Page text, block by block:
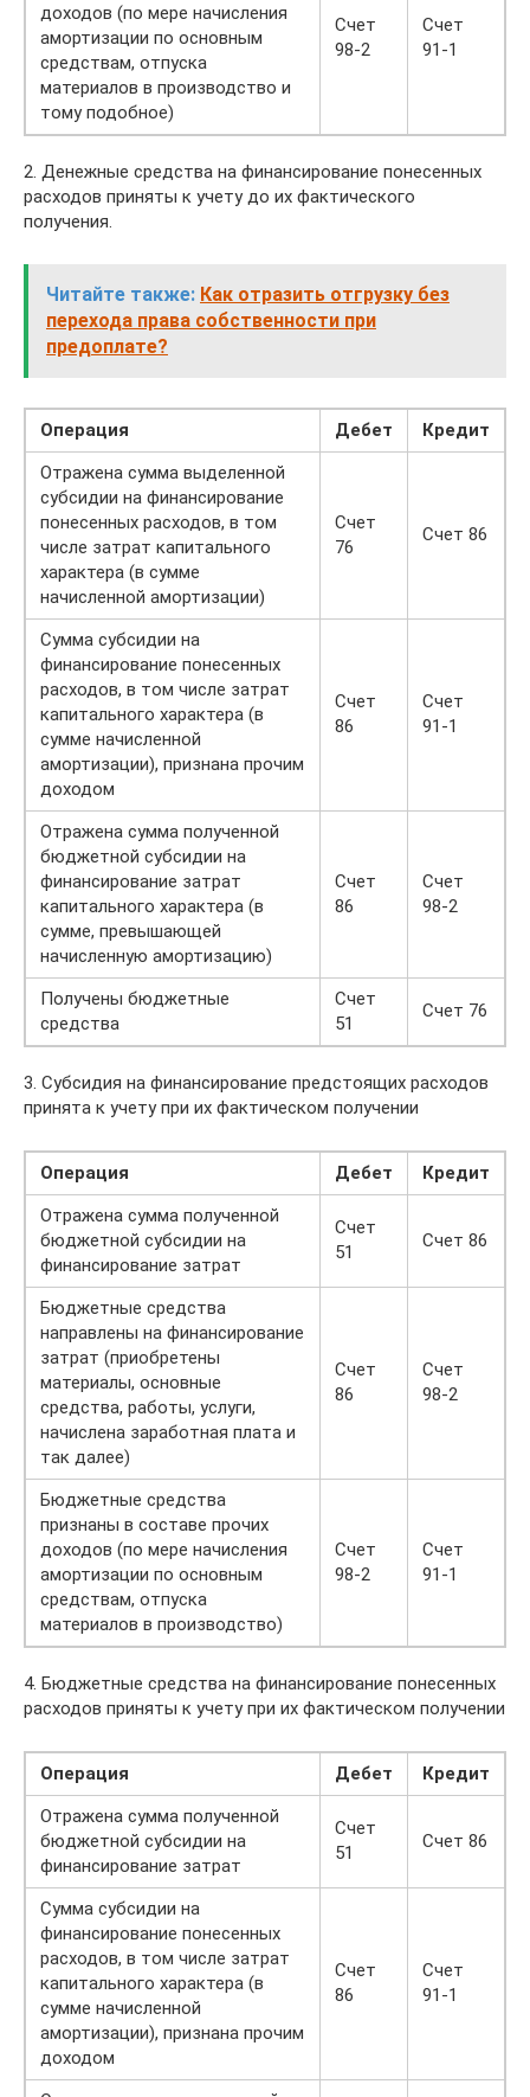
доходов (по мере начисления
амортизации по основным
средствам, отпуска
материалов в производство и
тому подобное)
Счет
98-2
Счет
91-1
2. Денежные средства на финансирование понесенных
расходов приняты к учету до их фактического
получения.
Читайте также: Как отразить отгрузку без
перехода права собственности при
предоплате?
Операция Дебет
Кредит
Отражена сумма выделенной
субсидии на финансирование
понесенных расходов, в том
числе затрат капитального
характера (в сумме
начисленной амортизации)
Счет
76
Счет 86
Сумма субсидии на
финансирование понесенных
расходов, в том числе затрат
капитального характера (в
сумме начисленной
амортизации), признана прочим
доходом
Счет
86
Счет
91-1
Отражена сумма полученной
бюджетной субсидии на
финансирование затрат
капитального характера (в
сумме, превышающей
начисленную амортизацию)
Счет
86
Счет
98-2
Получены бюджетные
средства
Счет
51
Счет 76
3. Субсидия на финансирование предстоящих расходов
принята к учету при их фактическом получении
Операция Дебет
Кредит
Отражена сумма полученной
бюджетной субсидии на
финансирование затрат
Счет
51
Счет 86
Бюджетные средства
направлены на финансирование
затрат (приобретены
материалы, основные
средства, работы, услуги,
начислена заработная плата и
так далее)
Счет
86
Счет
98-2
Бюджетные средства
признаны в составе прочих
доходов (по мере начисления
амортизации по основным
средствам, отпуска
материалов в производство)
Счет
98-2
Счет
91-1
4. Бюджетные средства на финансирование понесенных
расходов приняты к учету при их фактическом получении
Операция Дебет
Кредит
Отражена сумма полученной
бюджетной субсидии на
финансирование затрат
Счет
51
Счет 86
Сумма субсидии на
финансирование понесенных
расходов, в том числе затрат
капитального характера (в
сумме начисленной
амортизации), признана прочим
доходом
Счет
86
Счет
91-1